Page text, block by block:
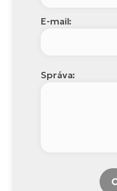
E-mail:
Správa: